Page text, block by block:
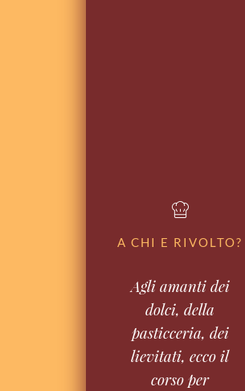
A CHI E RIVOLTO?
Agli amanti dei
dolci, della
pasticceria, dei
lievitati, ecco il
corso per